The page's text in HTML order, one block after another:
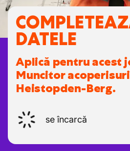
DATELE
Aplică pentru acest
Muncitor
Heistopden-Berg.
se încarcă